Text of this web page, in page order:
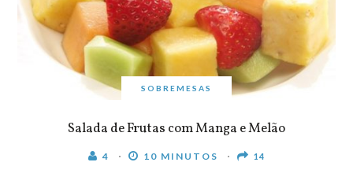
SOBREMESAS
Salada de Frutas com Manga e Melão
4 10 MINUTOS 14